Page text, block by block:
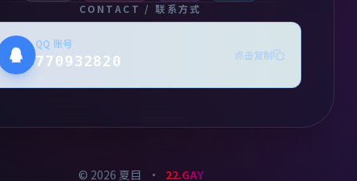
CONTACT / 联系方式
QQ 账号
770932820 点击复制
© 2026 夏目 • 22.GAY